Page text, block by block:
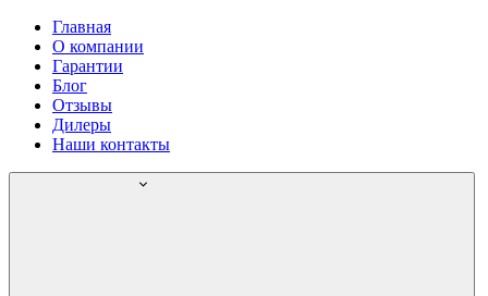
Главная
О компании
Гарантии
Блог
Отзывы
Дилеры
Наши контакты